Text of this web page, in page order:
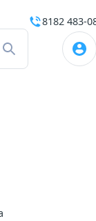
8182 483-